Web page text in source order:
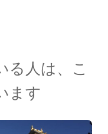
る人は、こ
ます